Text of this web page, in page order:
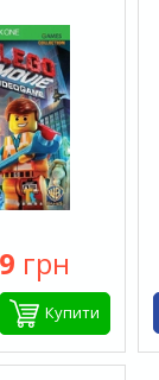
грн
Купити